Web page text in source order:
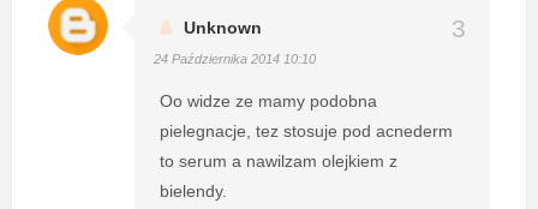
Unknown
24 Października 2014 10:10
Oo widze ze mamy podobna
pielegnacje, tez stosuje pod acnederm
to serum a nawilzam olejkiem z
bielendy.